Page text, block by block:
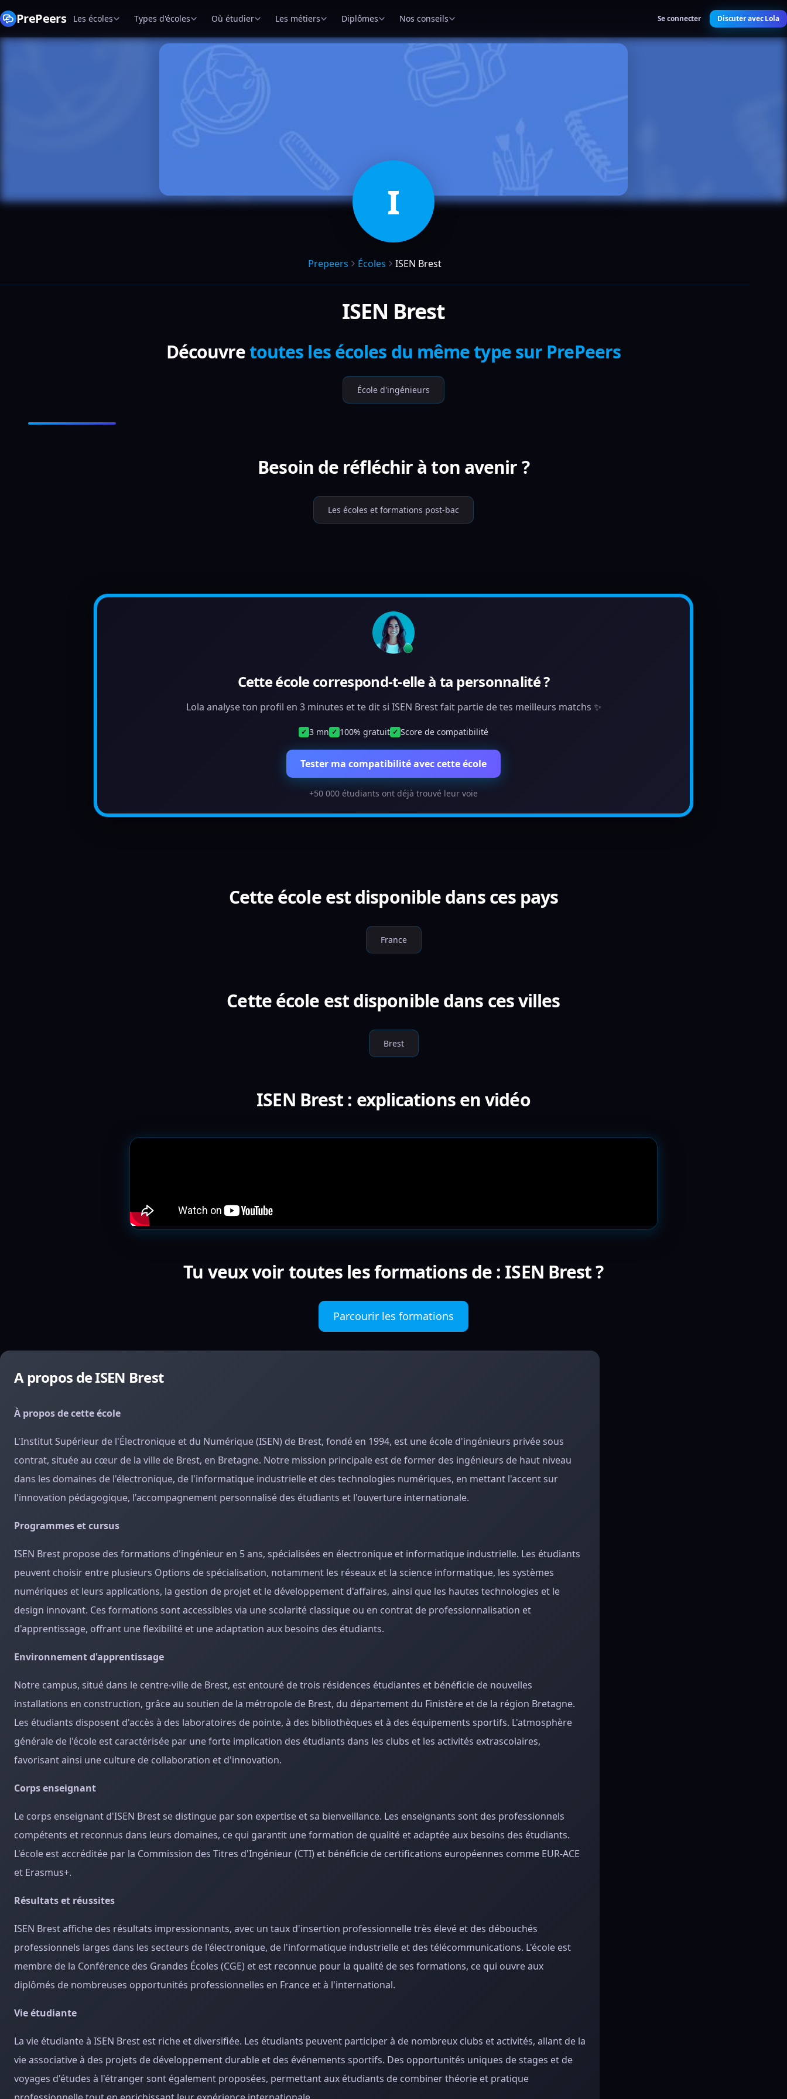
PrePeers Les écoles Types d'écoles Où étudier Les métiers Diplômes Nos conseils Se connecter Discuter avec Lola
I
Prepeers Écoles ISEN Brest
ISEN Brest
Découvretoutes les écoles du même type sur PrePeers
École d'ingénieurs
Besoin de réfléchir à ton avenir ?
Les écoles et formations post-bac
Cette école correspond-t-elle à ta personnalité ?
Lola analyse ton profil en 3 minutes et te dit si ISEN Brest fait partie de tes meilleurs matchs ✨
✓ 3 mn ✓ 100% gratuit ✓ Score de compatibilité
Tester ma compatibilité avec cette école
+50 000 étudiants ont déjà trouvé leur voie
Cette école est disponible dans ces pays
France
Cette école est disponible dans ces villes
Brest
ISEN Brest : explications en vidéo
Tu veux voir toutes les formations de : ISEN Brest ?
Parcourir les formations
A propos de ISEN Brest
À propos de cette école
L'Institut Supérieur de l'Électronique et du Numérique (ISEN) de Brest, fondé en 1994, est une école d'ingénieurs privée sous
contrat, située au cœur de la ville de Brest, en Bretagne. Notre mission principale est de former des ingénieurs de haut niveau
dans les domaines de l'électronique, de l'informatique industrielle et des technologies numériques, en mettant l'accent sur
l'innovation pédagogique, l'accompagnement personnalisé des étudiants et l'ouverture internationale.
Programmes et cursus
ISEN Brest propose des formations d'ingénieur en 5 ans, spécialisées en électronique et informatique industrielle. Les étudiants
peuvent choisir entre plusieurs Options de spécialisation, notamment les réseaux et la science informatique, les systèmes
numériques et leurs applications, la gestion de projet et le développement d'affaires, ainsi que les hautes technologies et le
design innovant. Ces formations sont accessibles via une scolarité classique ou en contrat de professionnalisation et
d'apprentissage, offrant une flexibilité et une adaptation aux besoins des étudiants.
Environnement d'apprentissage
Notre campus, situé dans le centre-ville de Brest, est entouré de trois résidences étudiantes et bénéficie de nouvelles
installations en construction, grâce au soutien de la métropole de Brest, du département du Finistère et de la région Bretagne.
Les étudiants disposent d'accès à des laboratoires de pointe, à des bibliothèques et à des équipements sportifs. L'atmosphère
générale de l'école est caractérisée par une forte implication des étudiants dans les clubs et les activités extrascolaires,
favorisant ainsi une culture de collaboration et d'innovation.
Corps enseignant
Le corps enseignant d'ISEN Brest se distingue par son expertise et sa bienveillance. Les enseignants sont des professionnels
compétents et reconnus dans leurs domaines, ce qui garantit une formation de qualité et adaptée aux besoins des étudiants.
L'école est accréditée par la Commission des Titres d'Ingénieur (CTI) et bénéficie de certifications européennes comme EUR-ACE
et Erasmus+.
Résultats et réussites
ISEN Brest affiche des résultats impressionnants, avec un taux d'insertion professionnelle très élevé et des débouchés
professionnels larges dans les secteurs de l'électronique, de l'informatique industrielle et des télécommunications. L'école est
membre de la Conférence des Grandes Écoles (CGE) et est reconnue pour la qualité de ses formations, ce qui ouvre aux
diplômés de nombreuses opportunités professionnelles en France et à l'international.
Vie étudiante
La vie étudiante à ISEN Brest est riche et diversifiée. Les étudiants peuvent participer à de nombreux clubs et activités, allant de la
vie associative à des projets de développement durable et des événements sportifs. Des opportunités uniques de stages et de
voyages d'études à l'étranger sont également proposées, permettant aux étudiants de combiner théorie et pratique